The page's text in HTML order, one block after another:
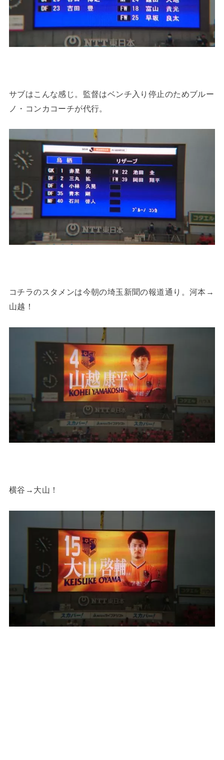
サブはこんな感じ。監督はベンチ入り停止のためブルー
ノ・コンカコーチが代行。
コチラのスタメンは今朝の埼玉新聞の報道通り。河本→
山越！
横谷→大山！